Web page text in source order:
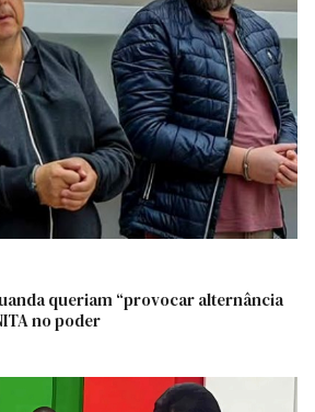
queriam “provocar alternância
no poder